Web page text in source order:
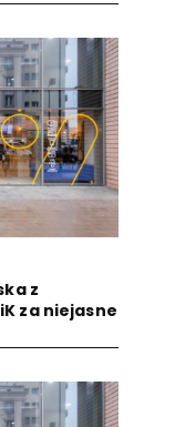
z
za niejasne